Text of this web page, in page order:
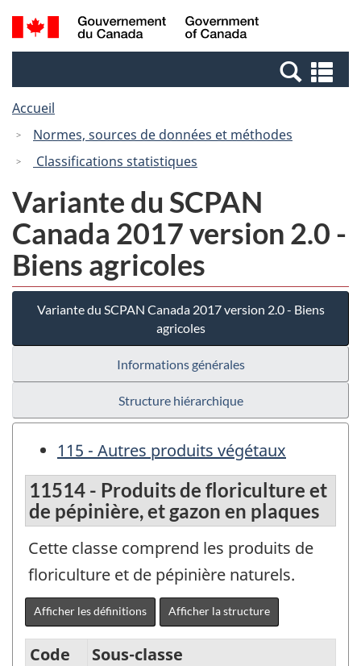
Passer
au
Passer
à
Canada
Recherche
et
et
Accueil
Normes, sources de données et méthodes
Classifications statistiques
Variante du SCPAN
Canada 2017 version 2.0 -
Biens agricoles
Variante du SCPAN Canada 2017 version 2.0 - Biens
agricoles
Informations générales
Structure hiérarchique
115 - Autres produits végétaux
11514 - Produits de floriculture et
de pépinière, et gazon en plaques
Cette classe comprend les produits de
floriculture et de pépinière naturels.
Afficher les définitions Afficher la structure
Code
Sous-classe